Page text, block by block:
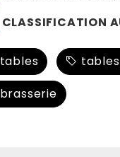
CLASSIFICATION
tables
brasserie